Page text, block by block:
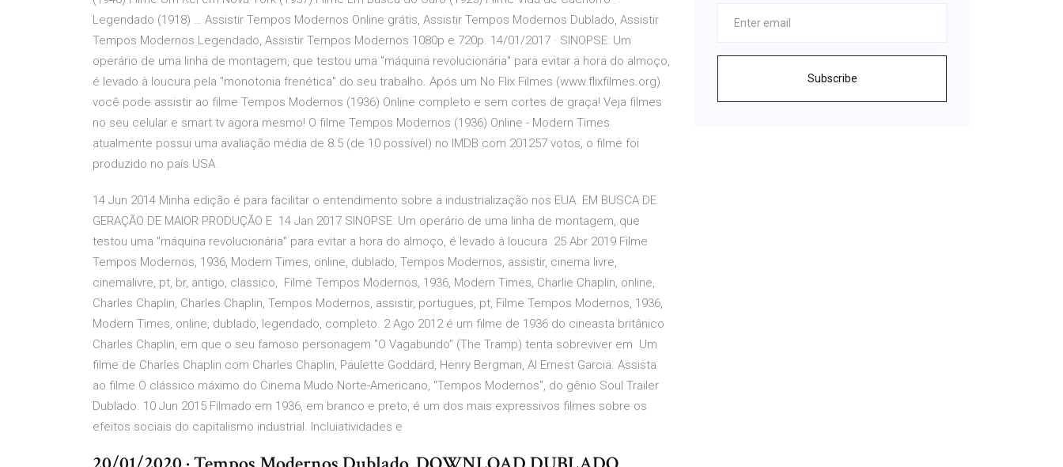
Legendado (1918) … Assistir Tempos Modernos Online grátis, Assistir Tempos Modernos Dublado, Assistir
Tempos Modernos Legendado, Assistir Tempos Modernos 1080p e 720p. 14/01/2017 · SINOPSE: Um
operário de uma linha de montagem, que testou uma "máquina revolucionária" para evitar a hora do almoço,
é levado à loucura pela "monotonia frenética" do seu trabalho. Após um No Flix Filmes (www.flixfilmes.org)
você pode assistir ao filme Tempos Modernos (1936) Online completo e sem cortes de graça! Veja filmes
no seu celular e smart tv agora mesmo! O filme Tempos Modernos (1936) Online - Modern Times
atualmente possui uma avaliação média de 8.5 (de 10 possível) no IMDB com 201257 votos, o filme foi
produzido no país USA.
14 Jun 2014 Minha edição é para facilitar o entendimento sobre a industrialização nos EUA. EM BUSCA DE
GERAÇÃO DE MAIOR PRODUÇÃO E 14 Jan 2017 SINOPSE: Um operário de uma linha de montagem, que
testou uma "máquina revolucionária" para evitar a hora do almoço, é levado à loucura 25 Abr 2019 Filme
Tempos Modernos, 1936, Modern Times, online, dublado, Tempos Modernos, assistir, cinema livre,
cinemalivre, pt, br, antigo, classico, Filme Tempos Modernos, 1936, Modern Times, Charlie Chaplin, online,
Charles Chaplin, Charles Chaplin, Tempos Modernos, assistir, portugues, pt, Filme Tempos Modernos, 1936,
Modern Times, online, dublado, legendado, completo. 2 Ago 2012 é um filme de 1936 do cineasta britânico
Charles Chaplin, em que o seu famoso personagem "O Vagabundo" (The Tramp) tenta sobreviver em Um
filme de Charles Chaplin com Charles Chaplin, Paulette Goddard, Henry Bergman, Al Ernest Garcia. Assista
ao filme O clássico máximo do Cinema Mudo Norte-Americano, "Tempos Modernos", do gênio Soul Trailer
Dublado. 10 Jun 2015 Filmado em 1936, em branco e preto, é um dos mais expressivos filmes sobre os
efeitos sociais do capitalismo industrial. Incluiatividades e
Subscribe